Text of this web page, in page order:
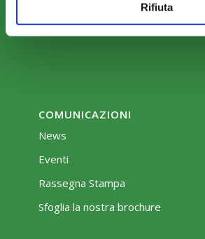
Rifiuta
COMUNICAZIONI
News
Eventi
Rassegna Stampa
Sfoglia la nostra brochure